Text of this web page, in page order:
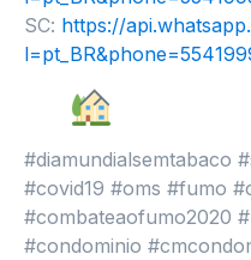
SC: https://
#diamundialsemtabaco
#covid19 #oms #fumo
#combateaofumo2020
#condominio